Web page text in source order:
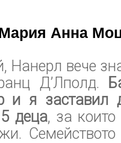
Анна
Нанерл вече
Д’Лполд.
и я
деца, за